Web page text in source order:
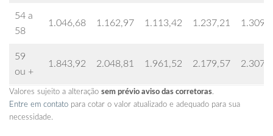
54 a
58
1.046,68 1.162,97 1.113,42 1.237,21
59
ou +
1.843,92 2.048,81 1.961,52 2.179,57
Valores sujeito a alteração sem prévio aviso das corretoras.
Entre em contato para cotar o valor atualizado e adequado para sua
necessidade.